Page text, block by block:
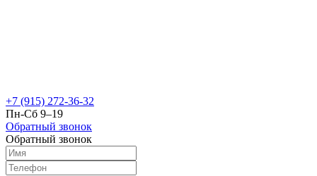
+7 (915) 272-36-32
Пн-Сб 9–19
Обратный звонок
Обратный звонок